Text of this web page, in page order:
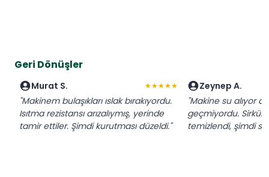
Geri Dönüşler
Murat S. ★★★★★
"Makinem bulaşıkları ıslak bırakıyordu.
Isıtma rezistansı arızalıymış, yerinde
tamir ettiler. Şimdi kurutması düzeldi."
Zeynep A.
"Makine su alıyor
geçmiyordu.
temizlendi, şimdi